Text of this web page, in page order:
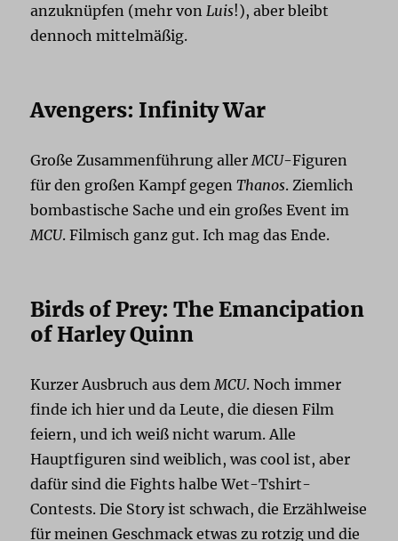
anzuknüpfen (mehr von Luis!), aber bleibt
dennoch mittelmäßig.
Avengers: Infinity War
Große Zusammenführung aller MCU-Figuren
für den großen Kampf gegenThanos. Ziemlich
bombastische Sache und ein großes Event im
MCU. Filmisch ganz gut. Ich mag das Ende.
Birds of Prey: The Emancipation
of Harley Quinn
Kurzer Ausbruch aus dem MCU. Noch immer
finde ich hier und da Leute, die diesen Film
feiern, und ich weiß nicht warum. Alle
Hauptfiguren sind weiblich, was cool ist, aber
dafür sind die Fights halbe Wet-Tshirt-
Contests. Die Story ist schwach, die Erzählweise
für meinen Geschmack etwas zu rotzig und die